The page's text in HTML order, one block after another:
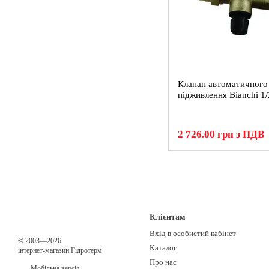
Клапан автоматичного
підживлення Bianchi
2 726.00 грн з ПДВ
© 2003—2026
інтернет-магазин Гідротерм
Клієнтам
Вхід в особистий кабінет
Каталог
Про нас